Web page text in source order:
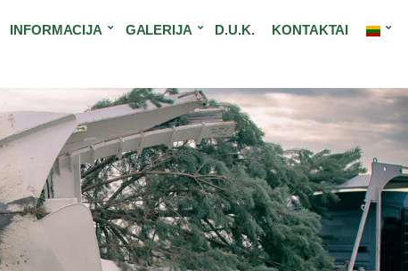
INFORMACIJA GALERIJA D.U.K. KONTAKTAI